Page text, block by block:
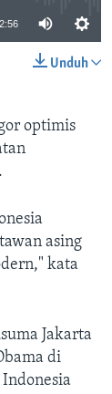
2:56
Unduh
optimis
asing
kata
Jakarta
di